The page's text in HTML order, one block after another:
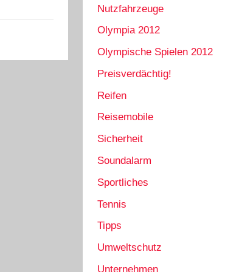
Nutzfahrzeuge
Olympia 2012
Olympische Spielen 2012
Preisverdächtig!
Reifen
Reisemobile
Sicherheit
Soundalarm
Sportliches
Tennis
Tipps
Umweltschutz
Unternehmen